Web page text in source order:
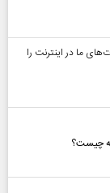
ما در اینترنت را